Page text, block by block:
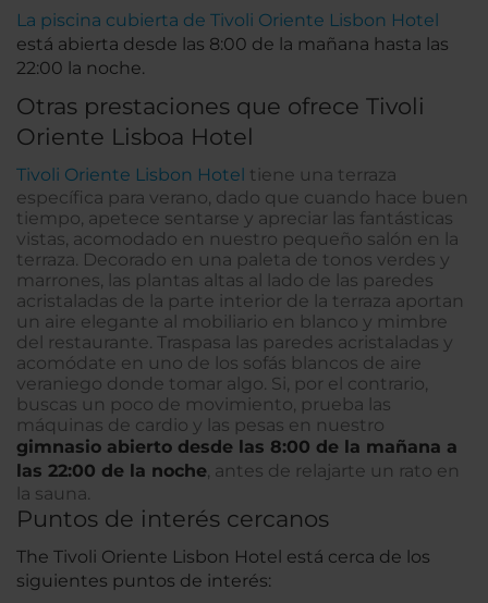
La piscina cubierta de Tivoli Oriente Lisbon Hotel
está abierta desde las 8:00 de la mañana hasta las
22:00 la noche.
Otras prestaciones que ofrece Tivoli
Oriente Lisboa Hotel
Tivoli Oriente Lisbon Hotel tiene una terraza
específica para verano, dado que cuando hace buen
tiempo, apetece sentarse y apreciar las fantásticas
vistas, acomodado en nuestro pequeño salón en la
terraza. Decorado en una paleta de tonos verdes y
marrones, las plantas altas al lado de las paredes
acristaladas de la parte interior de la terraza aportan
un aire elegante al mobiliario en blanco y mimbre
del restaurante. Traspasa las paredes acristaladas y
acomódate en uno de los sofás blancos de aire
veraniego donde tomar algo. Si, por el contrario,
buscas un poco de movimiento, prueba las
máquinas de cardio y las pesas en nuestro
gimnasio abierto desde las 8:00 de la mañana a
las 22:00 de la noche, antes de relajarte un rato en
la sauna.
Puntos de interés cercanos
The Tivoli Oriente Lisbon Hotel está cerca de los
siguientes puntos de interés: